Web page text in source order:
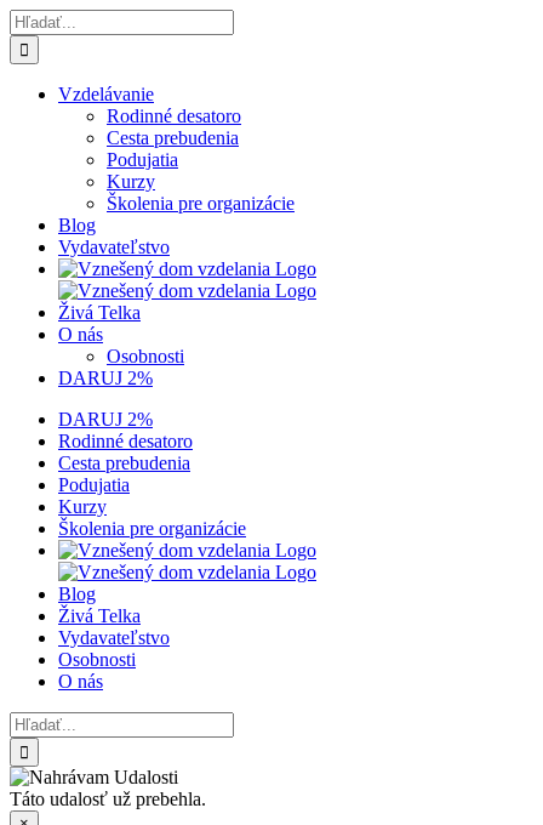
Skip
to
content
Hľadať:
Vzdelávanie
Rodinné desatoro
Cesta prebudenia
Podujatia
Kurzy
Školenia pre organizácie
Blog
Vydavateľstvo
Živá Telka
O nás
Osobnosti
DARUJ 2%
DARUJ 2%
Rodinné desatoro
Cesta prebudenia
Podujatia
Kurzy
Školenia pre organizácie
Blog
Živá Telka
Vydavateľstvo
Osobnosti
O nás
Hľadať:
Táto udalosť už prebehla.